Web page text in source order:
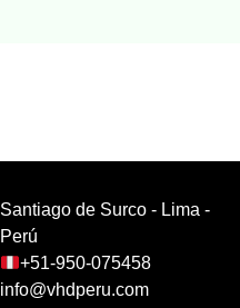
Santiago de Surco - Lima -
Perú
+51-950-075458
info@vhdperu.com